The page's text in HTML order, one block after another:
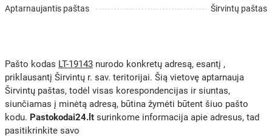
Aptarnaujantis paštas
Širvintų paštas
Pašto kodas LT-19143 nurodo konkretų adresą, esantį ,
priklausantį Širvintų r. sav. teritorijai. Šią vietovę aptarnauja
Širvintų paštas, todėl visas korespondencijas ir siuntas,
siunčiamas į minėtą adresą, būtina žymėti būtent šiuo pašto
kodu. Pastokodai24.lt surinkome informacija apie adresus, tad
pasitikrinkite savo